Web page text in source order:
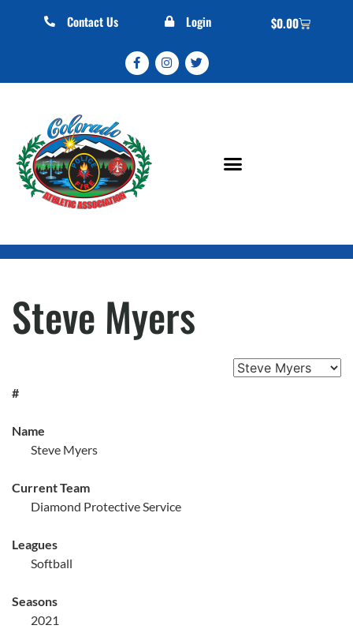
Contact Us Login $0.00
Steve Myers
#
Name
Steve Myers
Current Team
Diamond Protective Service
Leagues
Softball
Seasons
2021